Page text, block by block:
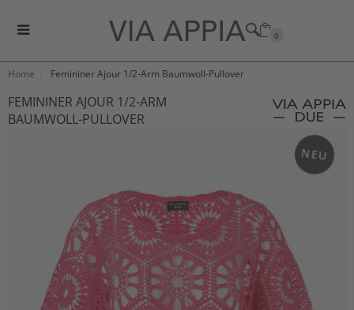
0
Home Femininer Ajour 1/2-Arm Baumwoll-Pullover
FEMININER AJOUR 1/2-ARM
BAUMWOLL-PULLOVER
NEU